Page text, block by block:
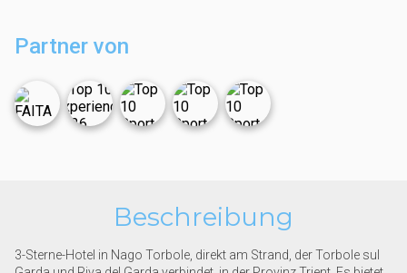
Partner von
Beschreibung
3-Sterne-Hotel in Nago Torbole, direkt am Strand, der Torbole sul